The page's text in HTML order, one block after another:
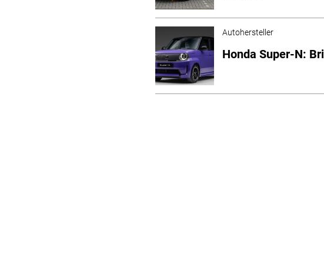
Autohersteller
Honda Super-N: